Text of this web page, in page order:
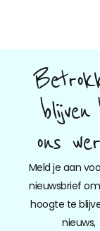
blijven
ons
Meld je aan
nieuwsbrief
hoogte te
nieuws,